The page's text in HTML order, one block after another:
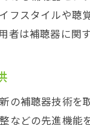
フスタイルや聴
者は補聴器に関
の補聴器技術を
などの先進機